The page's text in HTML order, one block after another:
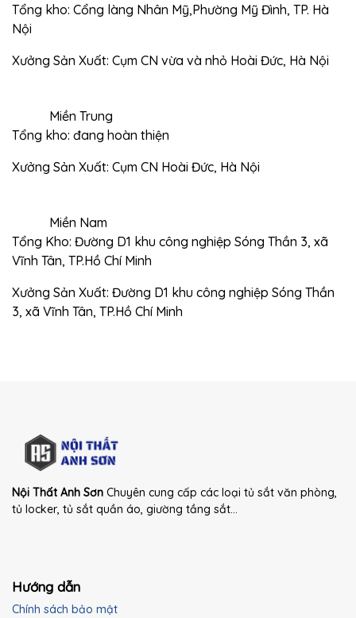
Tổng kho: Cổng làng Nhân Mỹ,Phường Mỹ Đình, TP. Hà
Nội
Xưởng Sản Xuất: Cụm CN vừa và nhỏ Hoài Đức, Hà Nội
Miền Trung
Tổng kho: đang hoàn thiện
Xưởng Sản Xuất: Cụm CN Hoài Đức, Hà Nội
Miền Nam
Tổng Kho: Đường D1 khu công nghiệp Sóng Thần 3, xã
Vĩnh Tân, TP.Hồ Chí Minh
Xưởng Sản Xuất: Đường D1 khu công nghiệp Sóng Thần
3, xã Vĩnh Tân, TP.Hồ Chí Minh
Nội Thất Anh Sơn Chuyên cung cấp các loại tủ sắt văn phòng,
tủ locker, tủ sắt quần áo, giường tầng sắt...
Hướng dẫn
Chính sách bảo mật